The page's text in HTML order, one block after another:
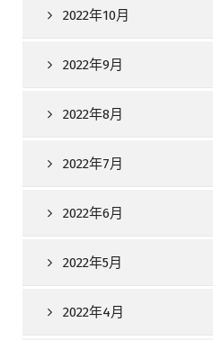
2022年10月
2022年9月
2022年8月
2022年7月
2022年6月
2022年5月
2022年4月